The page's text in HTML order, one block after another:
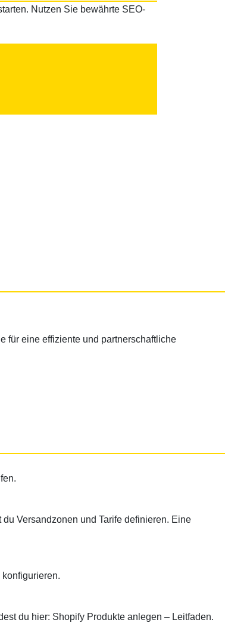
Nutzen Sie bewährte SEO-
für eine effiziente und partnerschaftliche
Versandzonen und Tarife definieren. Eine
du hier: Shopify Produkte anlegen – Leitfaden.